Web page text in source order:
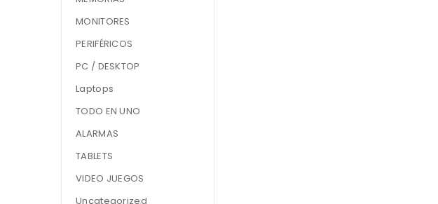
MONITORES
PERIFÉRICOS
PC / DESKTOP
Laptops
TODO EN UNO
ALARMAS
TABLETS
VIDEO JUEGOS
Uncategorized